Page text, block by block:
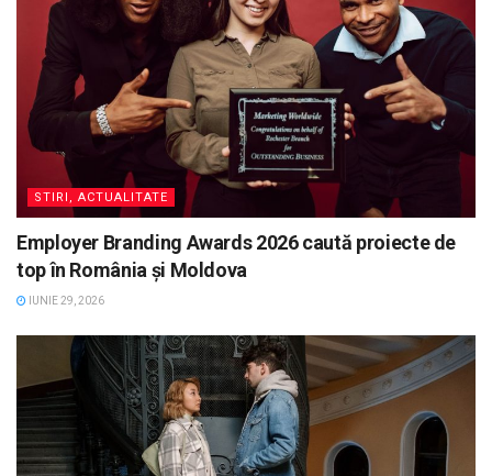
STIRI, ACTUALITATE
Employer Branding Awards 2026 caută proiecte de
top în România și Moldova
IUNIE 29, 2026